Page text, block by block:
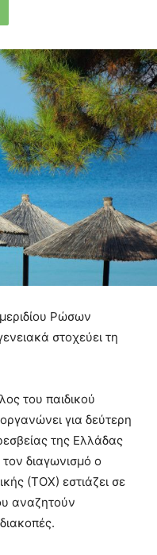
Ρώσων
στοχεύει τη
του παιδικού
για δεύτερη
της Ελλάδας
διαγωνισμό ο
(ΤΟΧ) εστιάζει σε
αναζητούν